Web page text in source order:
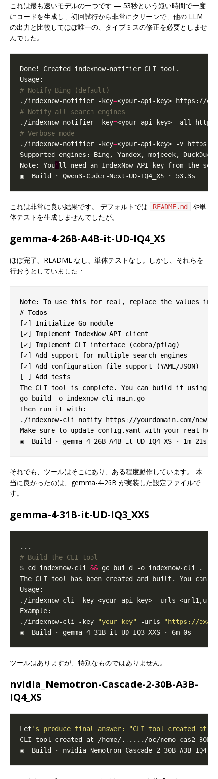
これは最も速いモデルの一つです — 53秒という短い時間で一度
にコードを生成し、初回試行から非常にクリーンで、他の LLM
の出力と比較してほぼ唯一の、タイプミスの修正を必要としませ
んでした。
# Notify Bing (default)
./indexnow-notifier -key=
# Notify all search engines
./indexnow-notifier -key=
# Verbose mode
./indexnow-notifier -key=
Note: You'
これは非常に良い結果です。 デフォルトでは README.md
や単
体テストを生成しませんでしたが。
gemma-4-26B-A4B-it-UD-IQ4_XS
ほぼ完了、README なし、単体テストなし。しかし、それらを
行おうとしていました：
Note: To use this for real, replace the values in
# Todos
[✓] Initialize Go module
[✓] Implement IndexNow API client
[✓] Implement CLI interface (cobra/pflag)
[✓] Add support for multiple search engines
[✓] Add configuration file support (YAML/JSON)
[ ] Add tests
The CLI tool is complete. You can build it using:
go build -o indexnow-cli main.go
Then run it with:
./indexnow-cli notify https://yourdomain.com/new-
Make sure to update config.yaml with your real
それでも、ツールはそこにあり、ある程度動作しています。 本
当に良かったのは、gemma-4-26B が実装した設定ファイルで
す。
gemma-4-31B-it-UD-IQ3_XXS
# Build the CLI tool
$ cd indexnow-cli &&
./indexnow-cli -key <your-api-key> -urls
./indexnow-cli -key
"your_key" -urls
"https://
ツールはありますが、特別なものではありません。
nvidia_Nemotron-Cascade-2-30B-A3B-
IQ4_XS
Let 's produce final answer: "CLI tool created at /